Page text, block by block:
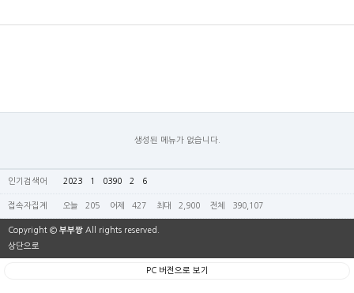
생성된 메뉴가 없습니다.
인기검색어 2023 1 0390 2 6
접속자집계 오늘 205 어제 427 최대 2,900 전체 390,107
Copyright © 부부짱 All rights reserved.
상단으로
PC 버전으로 보기